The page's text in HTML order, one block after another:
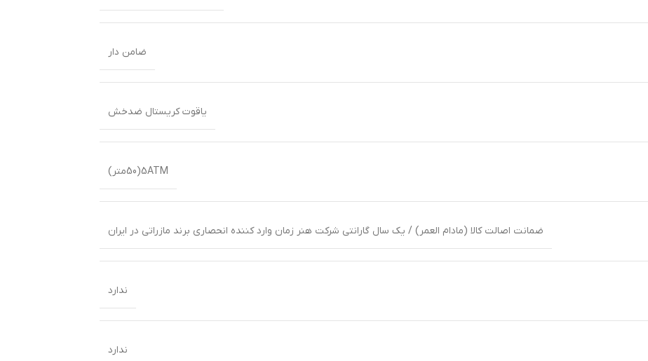
ضامن دار
یاقوت کریستال ضدخش
5ATM(50متر)
ضمانت اصالت کالا (مادام العمر) / یک سال گارانتی شرکت هنر زمان وارد کننده انحصاری برند مازراتی در ایران
ندارد
ندارد